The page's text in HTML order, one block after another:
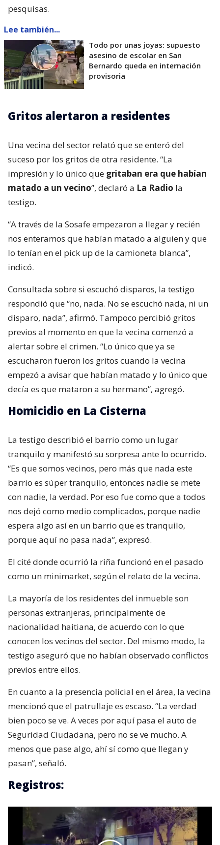
pesquisas.
Lee también...
Todo por unas joyas: supuesto
asesino de escolar en San
Bernardo queda en internación
provisoria
Gritos alertaron a residentes
Una vecina del sector relató que se enteró del
suceso por los gritos de otra residente. “La
impresión y lo único que gritaban era que habían
matado a un vecino”, declaró a La Radio la
testigo.
“A través de la Sosafe empezaron a llegar y recién
nos enteramos que habían matado a alguien y que
lo tenían en el pick up de la camioneta blanca”,
indicó.
Consultada sobre si escuchó disparos, la testigo
respondió que “no, nada. No se escuchó nada, ni un
disparo, nada”, afirmó. Tampoco percibió gritos
previos al momento en que la vecina comenzó a
alertar sobre el crimen. “Lo único que ya se
escucharon fueron los gritos cuando la vecina
empezó a avisar que habían matado y lo único que
decía es que mataron a su hermano”, agregó.
Homicidio en La Cisterna
La testigo describió el barrio como un lugar
tranquilo y manifestó su sorpresa ante lo ocurrido.
“Es que somos vecinos, pero más que nada este
barrio es súper tranquilo, entonces nadie se mete
con nadie, la verdad. Por eso fue como que a todos
nos dejó como medio complicados, porque nadie
espera algo así en un barrio que es tranquilo,
porque aquí no pasa nada”, expresó.
El cité donde ocurrió la riña funcionó en el pasado
como un minimarket, según el relato de la vecina.
La mayoría de los residentes del inmueble son
personas extranjeras, principalmente de
nacionalidad haitiana, de acuerdo con lo que
conocen los vecinos del sector. Del mismo modo, la
testigo aseguró que no habían observado conflictos
previos entre ellos.
En cuanto a la presencia policial en el área, la vecina
mencionó que el patrullaje es escaso. “La verdad
bien poco se ve. A veces por aquí pasa el auto de
Seguridad Ciudadana, pero no se ve mucho. A
menos que pase algo, ahí sí como que llegan y
pasan”, señaló.
Registros: